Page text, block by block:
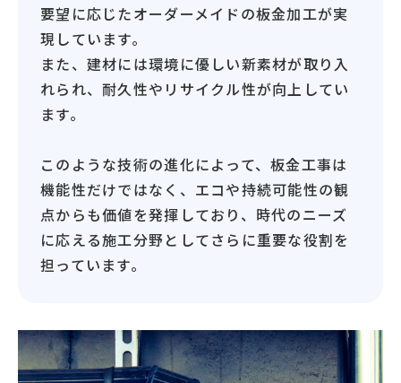
要望に応じたオーダーメイドの板金加工が実
現しています。
また、建材には環境に優しい新素材が取り入
れられ、耐久性やリサイクル性が向上してい
ます。
このような技術の進化によって、板金工事は
機能性だけではなく、エコや持続可能性の観
点からも価値を発揮しており、時代のニーズ
に応える施工分野としてさらに重要な役割を
担っています。